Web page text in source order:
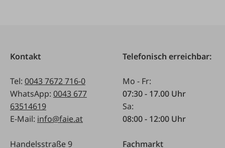
Kontakt
Tel: 0043 7672 716-0
WhatsApp: 0043 677
63514619
E-Mail: info@faie.at
Handelsstraße 9
Telefonisch erreichbar:
Mo - Fr:
07:30 - 17.00 Uhr
Sa:
08:00 - 12:00 Uhr
Fachmarkt